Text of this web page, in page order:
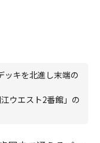
ッキを北進し末端の
ウエスト2番館」の